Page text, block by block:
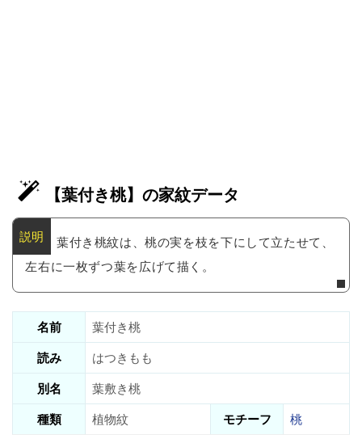
【葉付き桃】の家紋データ
葉付き桃紋は、桃の実を枝を下にして立たせて、
左右に一枚ずつ葉を広げて描く。
名前
葉付き桃
読み
はつきもも
別名
葉敷き桃
種類
植物紋 モチーフ
桃